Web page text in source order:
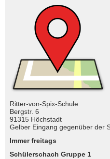
Ritter-von-Spix-Schule
Bergstr. 6
91315 Höchstadt
Gelber Eingang gegenüber der
Immer freitags
Schülerschach Gruppe 1